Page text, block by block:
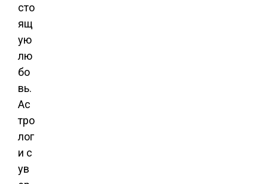
сто
ящ
ую
лю
бо
вь.
Ас
тро
лог
и с
ув